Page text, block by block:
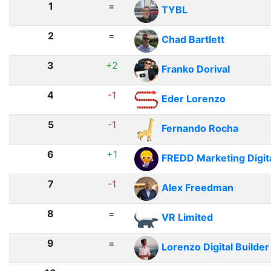
1 = TYBL
2 = Chad Bartlett
3 +2 Franko Dorival
4 -1 Eder Lorenzo
5 -1 Fernando Rocha
6 +1 FREDD Marketing
7 -1 Alex Freedman
8 = VR Limited
9 = Lorenzo Digital Builder